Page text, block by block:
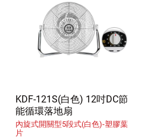
KDF-121S(白色) 12吋DC節
能循環落地扇
內旋式開關型5段式(白色)-塑膠葉
片